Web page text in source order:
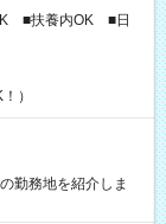
■扶養内OK ■日
）
勤務地を紹介しま